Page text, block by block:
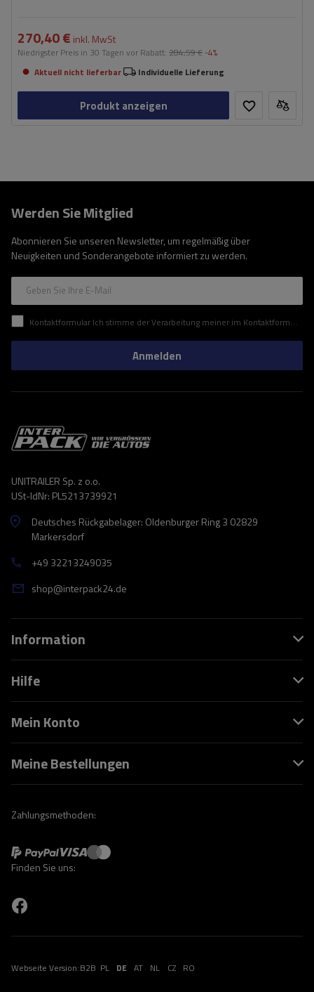
270,40 € inkl. MwSt
Niedrigster Preis in 30 Tagen vor Rabatt: 284,59 € -4%
Aktuell nicht lieferbar
Individuelle Lieferung
Produkt anzeigen
Werden Sie Mitglied
Abonnieren Sie unseren Newsletter, um regelmäßig über
Neuigkeiten und Sonderangebote informiert zu werden.
Geben Sie Ihre E-Mail
Kontaktformular Ich stimme der Verarbeitung meiner im Kontaktformular enthaltenen personenbezogenen Daten gemäß der Verordnung (EU) des Europäischen Parlaments und des Rates zu.
Anmelden
UNITRAILER Sp. z o.o.
USt-IdNr: PL5213739921
Deutsches Rückgabelager: Oldenburger Ring 3 02829
Markersdorf
+49 32213249035
shop@interpack24.de
Information
Hilfe
Mein Konto
Meine Bestellungen
Zahlungsmethoden:
Finden Sie uns:
Webseite Version:B2B PL DE AT NL CZ RO